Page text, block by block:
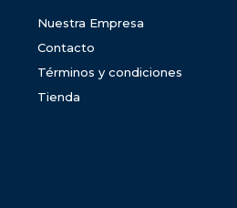
Nuestra Empresa
Contacto
Términos y condiciones
Tienda